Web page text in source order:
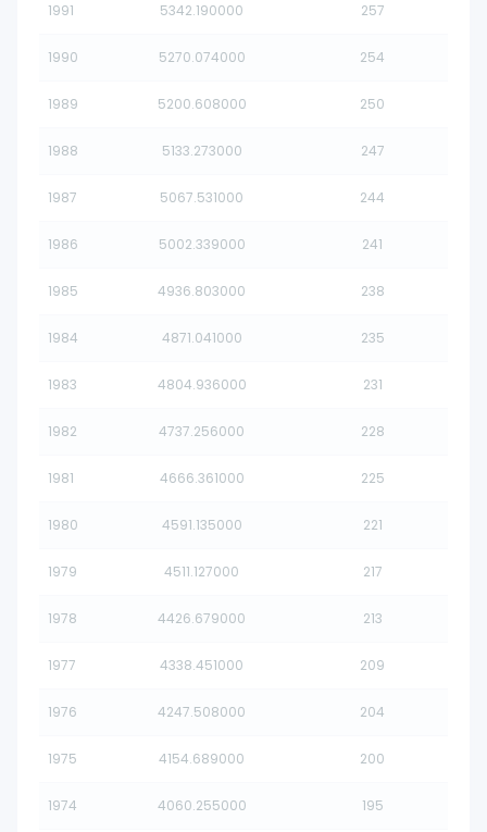
1991 5342.190000 257
1990 5270.074000 254
1989 5200.608000 250
1988 5133.273000 247
1987 5067.531000 244
1986 5002.339000 241
1985 4936.803000 238
1984 4871.041000 235
1983 4804.936000 231
1982 4737.256000 228
1981 4666.361000 225
1980 4591.135000 221
1979 4511.127000 217
1978 4426.679000 213
1977 4338.451000 209
1976 4247.508000 204
1975 4154.689000 200
1974 4060.255000 195